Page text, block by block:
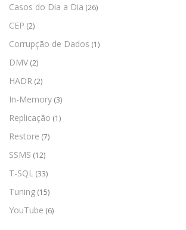
Casos do Dia a Dia (26)
CEP (2)
Corrupção de Dados (1)
DMV (2)
HADR (2)
In-Memory (3)
Replicação (1)
Restore (7)
SSMS (12)
T-SQL (33)
Tuning (15)
YouTube (6)